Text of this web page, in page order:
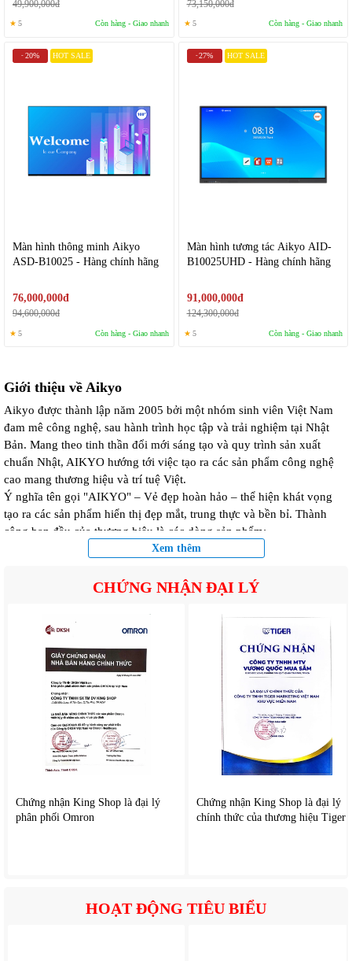
49,900,000đ
★ 5 Còn hàng - Giao nhanh
73,150,000đ
★ 5 Còn hàng - Giao nhanh
- 20% HOT SALE
Màn hình thông minh Aikyo
ASD-B10025 - Hàng chính hãng
76,000,000đ
94,600,000đ
★ 5 Còn hàng - Giao nhanh
-27% HOT SALE
Màn hình tương tác Aikyo AID-
B10025UHD - Hàng chính hãng
91,000,000đ
124,300,000đ
★ 5 Còn hàng - Giao nhanh
Giới thiệu về Aikyo
Aikyo được thành lập năm 2005 bởi một nhóm sinh viên Việt Nam
đam mê công nghệ, sau hành trình học tập và trải nghiệm tại Nhật
Bản. Mang theo tinh thần đổi mới sáng tạo và quy trình sản xuất
chuẩn Nhật, AIKYO hướng tới việc tạo ra các sản phẩm công nghệ
cao mang thương hiệu và trí tuệ Việt.
Ý nghĩa tên gọi "AIKYO" – Vẻ đẹp hoàn hảo – thể hiện khát vọng
tạo ra các sản phẩm hiển thị đẹp mắt, trung thực và bền bỉ. Thành
công ban đầu của thương hiệu là các dòng sản phẩm:
Máy chấm công, điểm danh dùng công nghệ Face ID
Camera trực tuyến, Tivi thông minh, màn hình tương tác, màn hình
Tất cả đều được phát triển theo tiêu chuẩn 5S và Kaizen Nhật Bản,
kiểm soát chặt chẽ từ linh kiện đầu vào đến lắp ráp, kiểm thử và vận
hành thực tế.
Trong lĩnh vực giáo dục, AIKYO tiên phong ứng dụng công nghệ và
AI để hỗ trợ dạy – học hiệu quả, tạo môi trường học tập tương tác,
hiện đại, đồng hành cùng giáo viên và học sinh qua các thiết bị đạt
chuẩn Bộ Giáo dục & Đào tạo.
Xem thêm
CHỨNG NHẬN ĐẠI LÝ
Chứng nhận King Shop là đại lý
phân phối Omron
Chứng nhận King Shop là đại lý
chính thức của thương hiệu Tiger
HOẠT ĐỘNG TIÊU BIỂU